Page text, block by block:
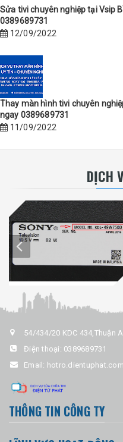
Sửa tivi chuyên nghiệp tại Vsip
0389689731
12/09/2022
Thay màn hình tivi chuyên
ngay 0389689731
11/09/2022
DỊCH
54/434/20 KDC 434,Thuận
Điện thoại: 0389689731
Email:
THÔNG TIN CÔNG TY